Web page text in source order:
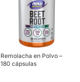
Remolacha en Polvo –
180 cápsulas